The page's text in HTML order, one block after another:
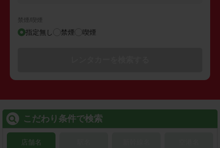
禁煙/喫煙
指定無し 禁煙 喫煙
こだわり条件で検索
店舗名